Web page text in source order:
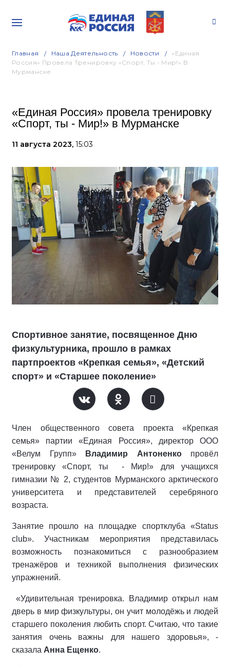
Главная Наша Деятельность Новости
«Единая
Россия» Провела Тренировку «Спорт, Ты - Мир!» В
Мурманске
«Единая Россия» провела тренировку
«Спорт, ты - Мир!» в Мурманске
11 августа 2023, 15:03
Спортивное занятие, посвященное Дню
физкультурника, прошло в рамках
партпроектов «Крепкая семья», «Детский
спорт» и «Старшее поколение»
Член общественного совета проекта «Крепкая
семья» партии «Единая Россия», директор ООО
«Велум Групп»
Владимир Антоненкопровёл
тренировку «Спорт, ты - Мир!» для учащихся
гимназии № 2, студентов Мурманского арктического
университета и представителей серебряного
возраста.
Занятие прошло на площадке спортклуба «Status
club». Участникам мероприятия представилась
возможность познакомиться с разнообразием
тренажёров и техникой выполнения физических
упражнений.
«Удивительная тренировка. Владимир открыл нам
дверь в мир физкультуры, он учит молодёжь и людей
старшего поколения любить спорт. Считаю, что такие
занятия очень важны для нашего здоровья», -
сказала Анна Ещенко.